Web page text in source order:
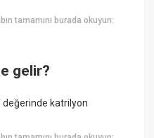
tamamını burada okuyun:
gelir?
değerinde katrilyon